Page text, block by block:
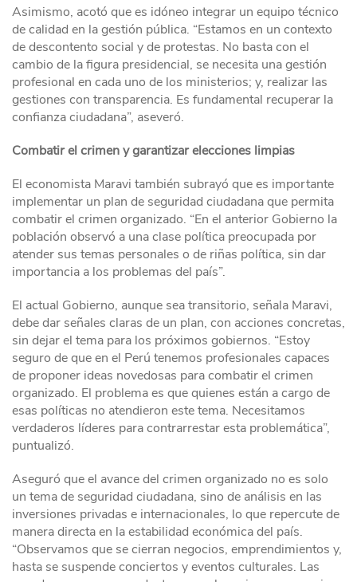
Asimismo, acotó que es idóneo integrar un equipo técnico
de calidad en la gestión pública. “Estamos en un contexto
de descontento social y de protestas. No basta con el
cambio de la figura presidencial, se necesita una gestión
profesional en cada uno de los ministerios; y, realizar las
gestiones con transparencia. Es fundamental recuperar la
confianza ciudadana”, aseveró.
Combatir el crimen y garantizar elecciones limpias
El economista Maravi también subrayó que es importante
implementar un plan de seguridad ciudadana que permita
combatir el crimen organizado. “En el anterior Gobierno la
población observó a una clase política preocupada por
atender sus temas personales o de riñas política, sin dar
importancia a los problemas del país”.
El actual Gobierno, aunque sea transitorio, señala Maravi,
debe dar señales claras de un plan, con acciones concretas,
sin dejar el tema para los próximos gobiernos. “Estoy
seguro de que en el Perú tenemos profesionales capaces
de proponer ideas novedosas para combatir el crimen
organizado. El problema es que quienes están a cargo de
esas políticas no atendieron este tema. Necesitamos
verdaderos líderes para contrarrestar esta problemática”,
puntualizó.
Aseguró que el avance del crimen organizado no es solo
un tema de seguridad ciudadana, sino de análisis en las
inversiones privadas e internacionales, lo que repercute de
manera directa en la estabilidad económica del país.
“Observamos que se cierran negocios, emprendimientos y,
hasta se suspende conciertos y eventos culturales. Las